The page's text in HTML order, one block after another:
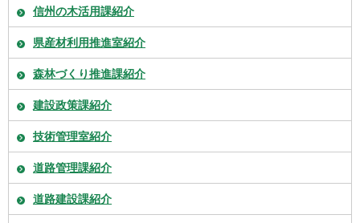
信州の木活用課紹介
県産材利用推進室紹介
森林づくり推進課紹介
建設政策課紹介
技術管理室紹介
道路管理課紹介
道路建設課紹介